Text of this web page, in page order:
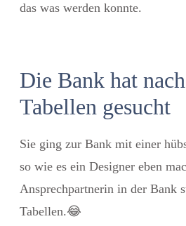
das was werden konnte.
Die Bank hat
Tabellen gesucht
Sie ging zur Bank mit einer
so wie es ein Designer eben
Ansprechpartnerin in der Bank
Tabellen.😂